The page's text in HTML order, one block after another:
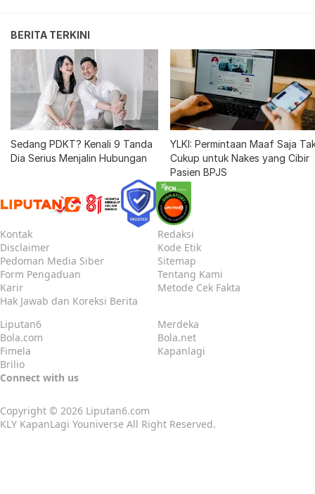
BERITA TERKINI
Sedang PDKT? Kenali 9 Tanda
Dia Serius Menjalin Hubungan
YLKI: Permintaan Maaf Saja
Cukup untuk Nakes yang Cibir
Pasien BPJS
Kontak
Redaksi
Disclaimer
Kode Etik
Pedoman Media Siber
Sitemap
Form Pengaduan
Tentang Kami
Karir
Metode Cek Fakta
Hak Jawab dan Koreksi Berita
Liputan6
Merdeka
Bola.com
Bola.net
Fimela
Kapanlagi
Brilio
Connect with us
Copyright © 2026 Liputan6.com
KLY KapanLagi Youniverse All Right Reserved.